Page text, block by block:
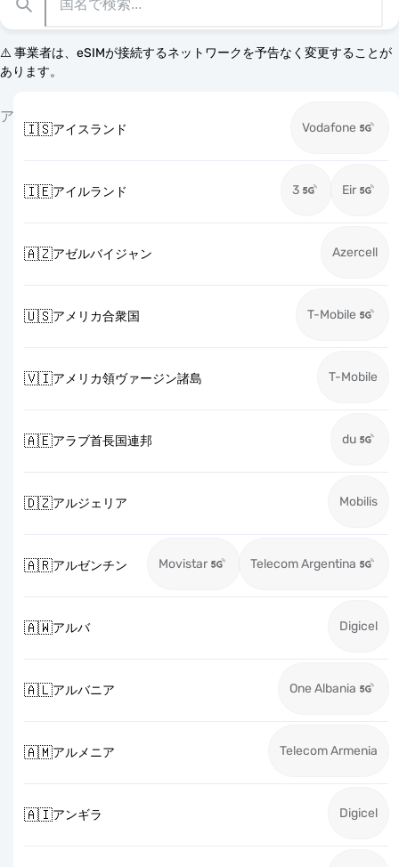
⚠️ 事業者は、eSIMが接続するネットワークを予告なく変更することが
あります。
ア
🇮🇸アイスランド Vodafone
🇮🇪アイルランド 3 Eir
🇦🇿アゼルバイジャン Azercell
🇺🇸アメリカ合衆国 T-Mobile
🇻🇮アメリカ領ヴァージン諸島 T-Mobile
🇦🇪アラブ首長国連邦 du
🇩🇿アルジェリア Mobilis
🇦🇷アルゼンチン Movistar Telecom Argentina
🇦🇼アルバ Digicel
🇦🇱アルバニア One Albania
🇦🇲アルメニア Telecom Armenia
🇦🇮アンギラ Digicel